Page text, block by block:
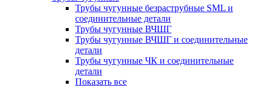
Трубы чугунные безраструбные SML и
соединительные детали
Трубы чугунные ВЧШГ
Трубы чугунные ВЧШГ и соединительные
детали
Трубы чугунные ЧК и соединительные
детали
Показать все